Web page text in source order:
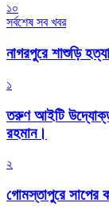
১০
সর্বশেষ সব খবর
নাগরপুরে শাশুড়ি
১
তরুণ আইটি উদ্যোক্তা
রহমান।
২
গোমস্তাপুরে সাপের